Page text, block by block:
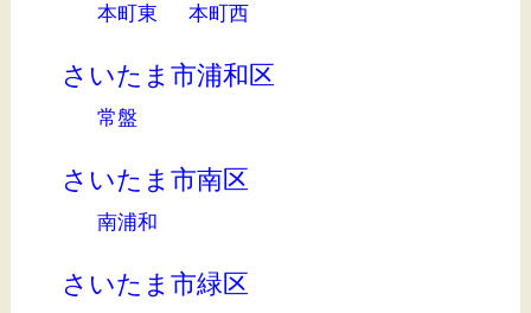
本町東 本町西
さいたま市浦和区
常盤
さいたま市南区
南浦和
さいたま市緑区